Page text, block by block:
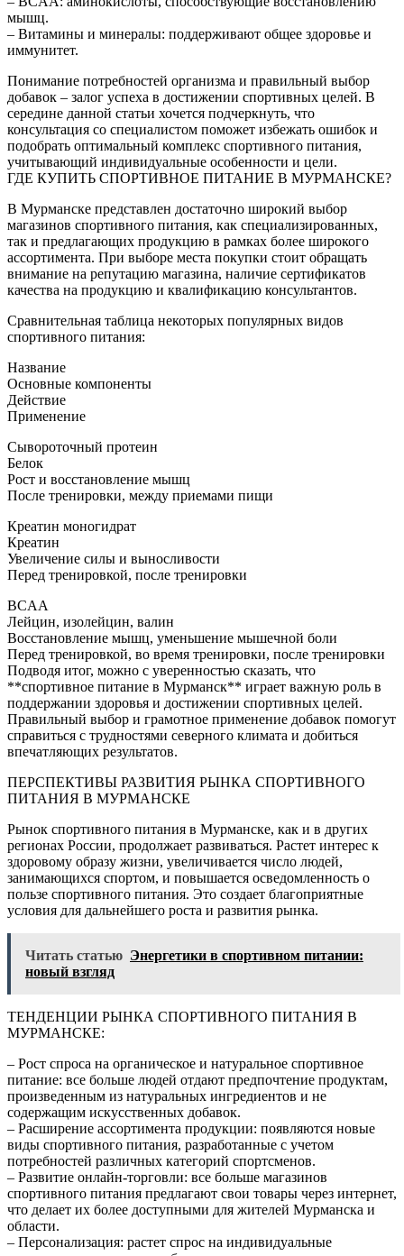
мышц.
– Витамины и минералы: поддерживают общее здоровье и
иммунитет.
Понимание потребностей организма и правильный выбор
добавок – залог успеха в достижении спортивных целей. В
середине данной статьи хочется подчеркнуть, что
консультация со специалистом поможет избежать ошибок и
подобрать оптимальный комплекс спортивного питания,
учитывающий индивидуальные особенности и цели.
ГДЕ КУПИТЬ СПОРТИВНОЕ ПИТАНИЕ В МУРМАНСКЕ?
В Мурманске представлен достаточно широкий выбор
магазинов спортивного питания, как специализированных,
так и предлагающих продукцию в рамках более широкого
ассортимента. При выборе места покупки стоит обращать
внимание на репутацию магазина, наличие сертификатов
качества на продукцию и квалификацию консультантов.
Сравнительная таблица некоторых популярных видов
спортивного питания:
Название
Основные компоненты
Действие
Применение
Сывороточный протеин
Белок
Рост и восстановление мышц
После тренировки, между приемами пищи
Креатин моногидрат
Креатин
Увеличение силы и выносливости
Перед тренировкой, после тренировки
BCAA
Лейцин, изолейцин, валин
Восстановление мышц, уменьшение мышечной боли
Перед тренировкой, во время тренировки, после тренировки
Подводя итог, можно с уверенностью сказать, что
**спортивное питание в Мурманск** играет важную роль в
поддержании здоровья и достижении спортивных целей.
Правильный выбор и грамотное применение добавок помогут
справиться с трудностями северного климата и добиться
впечатляющих результатов.
ПЕРСПЕКТИВЫ РАЗВИТИЯ РЫНКА СПОРТИВНОГО
ПИТАНИЯ В МУРМАНСКЕ
Рынок спортивного питания в Мурманске, как и в других
регионах России, продолжает развиваться. Растет интерес к
здоровому образу жизни, увеличивается число людей,
занимающихся спортом, и повышается осведомленность о
пользе спортивного питания. Это создает благоприятные
условия для дальнейшего роста и развития рынка.
Читать статью Энергетики в спортивном питании:
новый взгляд
ТЕНДЕНЦИИ РЫНКА СПОРТИВНОГО ПИТАНИЯ В
МУРМАНСКЕ:
– Рост спроса на органическое и натуральное спортивное
питание: все больше людей отдают предпочтение продуктам,
произведенным из натуральных ингредиентов и не
содержащим искусственных добавок.
– Расширение ассортимента продукции: появляются новые
виды спортивного питания, разработанные с учетом
потребностей различных категорий спортсменов.
– Развитие онлайн-торговли: все больше магазинов
спортивного питания предлагают свои товары через интернет,
что делает их более доступными для жителей Мурманска и
области.
– Персонализация: растет спрос на индивидуальные